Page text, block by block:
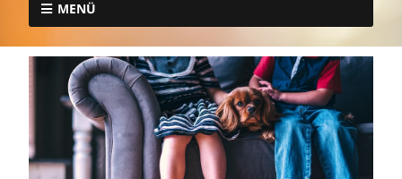
MENÜ